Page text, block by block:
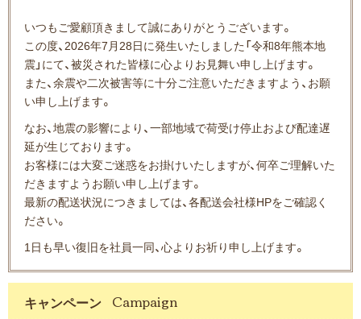
いつもご愛顧頂きまして誠にありがとうございます。
この度、2026年7月28日に発生いたしました「令和8年熊本地
震」にて、被災された皆様に心よりお見舞い申し上げます。
また、余震や二次被害等に十分ご注意いただきますよう、お願
い申し上げます。
なお、地震の影響により、一部地域で荷受け停止および配達遅
延が生じております。
お客様には大変ご迷惑をお掛けいたしますが、何卒ご理解いた
だきますようお願い申し上げます。
最新の配送状況につきましては、各配送会社様HPをご確認く
ださい。
1日も早い復旧を社員一同、心よりお祈り申し上げます。
キャンペーン